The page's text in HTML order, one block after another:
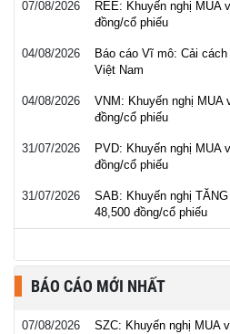
07/08/2026
REE: Khuyến nghị MUA
đồng/cổ phiếu
04/08/2026
Báo cáo Vĩ mô: Cải
Việt Nam
04/08/2026
VNM: Khuyến nghị MUA
đồng/cổ phiếu
31/07/2026
PVD: Khuyến nghị MUA
đồng/cổ phiếu
31/07/2026
SAB: Khuyến nghị
48,500 đồng/cổ phiếu
BÁO CÁO MỚI NHẤT
07/08/2026
SZC: Khuyến nghị MUA